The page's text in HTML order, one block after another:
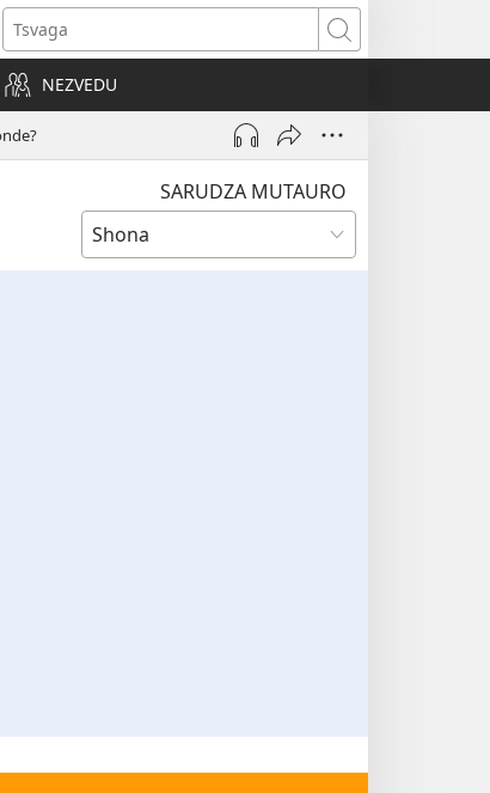
Tsvaga
NEZVEDU
SARUDZA MUTAURO